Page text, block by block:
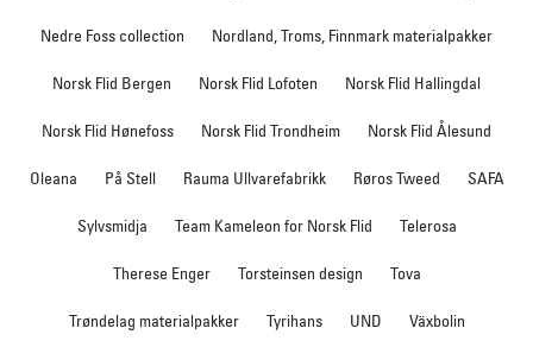
Nedre Foss collection Nordland, Troms, Finnmark materialpakker
Norsk Flid Bergen Norsk Flid Lofoten Norsk Flid Hallingdal
Norsk Flid Hønefoss Norsk Flid Trondheim Norsk Flid Ålesund
Oleana På Stell Rauma Ullvarefabrikk Røros Tweed SAFA
Sylvsmidja Team Kameleon for Norsk Flid Telerosa
Therese Enger Torsteinsen design Tova
Trøndelag materialpakker Tyrihans UND Växbolin